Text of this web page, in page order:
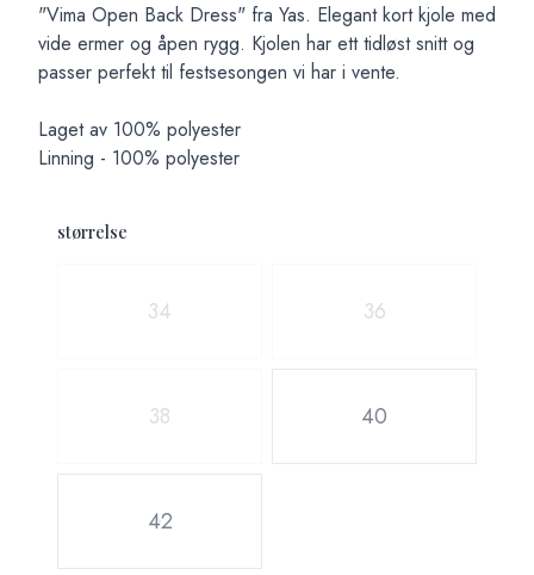
Description
"Vima Open Back Dress" fra Yas. Elegant kort kjole med
vide ermer og åpen rygg. Kjolen har ett tidløst snitt og
passer perfekt til festsesongen vi har i vente.
Laget av 100% polyester
Linning - 100% polyester
størrelse
34 36
38 40
42